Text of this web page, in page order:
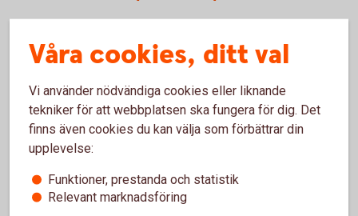
som multipliceras med schablonskatten och då får du en
schablonintäkt som beskattas med 30 procent.
Kapitalunderlaget beräknas varje år och är en fjärdedel av
summan av:
1. Värdet av tillgångarna på kontot vid ingången av varje
kvartal
2. Belopp som betalats in till ISK under året
Våra cookies, ditt val
Vi använder nödvändiga cookies eller liknande
tekniker för att webbplatsen ska fungera för dig. Det
finns även cookies du kan välja som förbättrar din
upplevelse:
Funktioner, prestanda och statistik
Relevant marknadsföring